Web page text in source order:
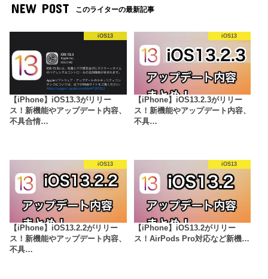
NEW POST このライターの最新記事
iOS13
【iPhone】iOS13.3がリリー
ス！新機能やアップデート内容、
不具合情…
iOS13
【iPhone】iOS13.2.3がリリー
ス！新機能やアップデート内容、
不具…
iOS13
【iPhone】iOS13.2.2がリリー
ス！新機能やアップデート内容、
不具…
iOS13
【iPhone】iOS13.2がリリー
ス！AirPods Pro対応など新機…